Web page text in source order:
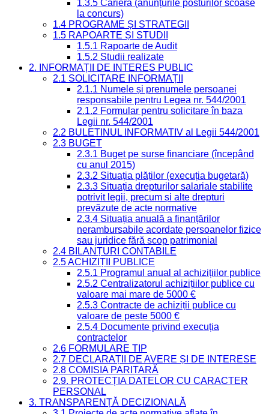
1.3.5 Carieră (anunțurile posturilor scoase
la concurs)
1.4 PROGRAME ȘI STRATEGII
1.5 RAPOARTE ȘI STUDII
1.5.1 Rapoarte de Audit
1.5.2 Studii realizate
2. INFORMAȚII DE INTERES PUBLIC
2.1 SOLICITARE INFORMAȚII
2.1.1 Numele și prenumele persoanei
responsabile pentru Legea nr. 544/2001
2.1.2 Formular pentru solicitare în baza
Legii nr. 544/2001
2.2 BULETINUL INFORMATIV al Legii 544/2001
2.3 BUGET
2.3.1 Buget pe surse financiare (începând
cu anul 2015)
2.3.2 Situația plăților (execuția bugetară)
2.3.3 Situația drepturilor salariale stabilite
potrivit legii, precum și alte drepturi
prevăzute de acte normative
2.3.4 Situația anuală a finanțărilor
nerambursabile acordate persoanelor fizice
sau juridice fără scop patrimonial
2.4 BILANȚURI CONTABILE
2.5 ACHIZIȚII PUBLICE
2.5.1 Programul anual al achizițiilor publice
2.5.2 Centralizatorul achizițiilor publice cu
valoare mai mare de 5000 €
2.5.3 Contracte de achiziții publice cu
valoare de peste 5000 €
2.5.4 Documente privind execuția
contractelor
2.6 FORMULARE TIP
2.7 DECLARAȚII DE AVERE ȘI DE INTERESE
2.8 COMISIA PARITARĂ
2.9. PROTECȚIA DATELOR CU CARACTER
PERSONAL
3. TRANSPARENȚĂ DECIZIONALĂ